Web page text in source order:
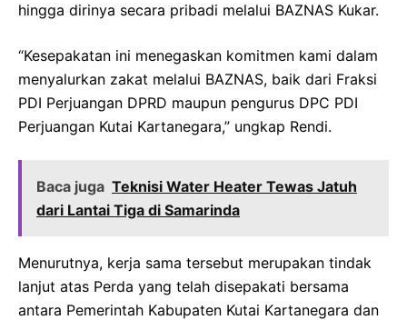
hingga dirinya secara pribadi melalui BAZNAS Kukar.
“Kesepakatan ini menegaskan komitmen kami dalam
menyalurkan zakat melalui BAZNAS, baik dari Fraksi
PDI Perjuangan DPRD maupun pengurus DPC PDI
Perjuangan Kutai Kartanegara,” ungkap Rendi.
Baca juga Teknisi Water Heater Tewas Jatuh
dari Lantai Tiga di Samarinda
Menurutnya, kerja sama tersebut merupakan tindak
lanjut atas Perda yang telah disepakati bersama
antara Pemerintah Kabupaten Kutai Kartanegara dan